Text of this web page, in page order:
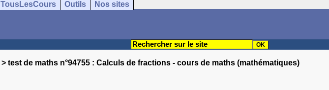
TousLesCours Outils Nos sites
> test de maths n°94755 : Calculs de fractions - cours de maths (mathématiques)